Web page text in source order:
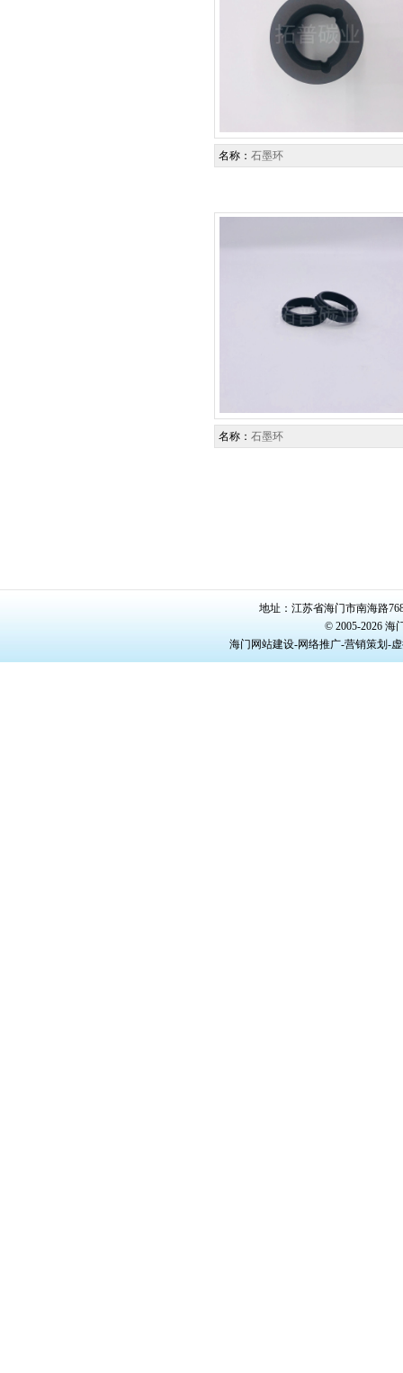
名称： 石墨环
名称： 石墨环
地址：江苏省海门市南海路
© 2005-2026
海门网站建设-网络推广-营销策划-